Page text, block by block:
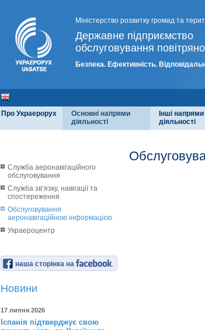
Міністерство розвитку громад та
Державне підприємство
обслуговування
Безпека. Ефективність.
Про Украерорух
Основні напрями
діяльності
Інші напрями
діяльності
Служба аеронавігаційного
обслуговування
Служба зв’язку, навігації та
спостереження
Обслуговування
аеронавігаційною інформацією
Украероцентр
наша сторінка на
Новини
17 липня 2026
Іспанія підтверджує свою